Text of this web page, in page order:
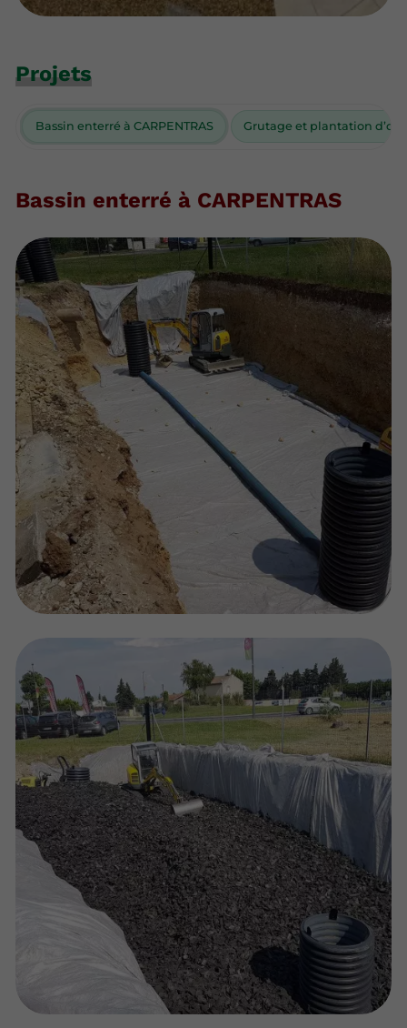
Projets
Bassin enterré à CARPENTRAS Grutage et plantation
Bassin enterré à CARPENTRAS